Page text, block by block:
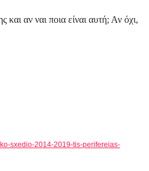
και αν ναι ποια είναι αυτή; Αν όχι,
sxedio-2014-2019-tis-perifereias-